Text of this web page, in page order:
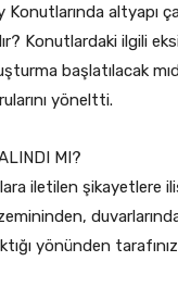
Konutlarında altyapı
Konutlardaki ilgili
başlatılacak
yöneltti.
MI?
iletilen şikayetlere
yönünden